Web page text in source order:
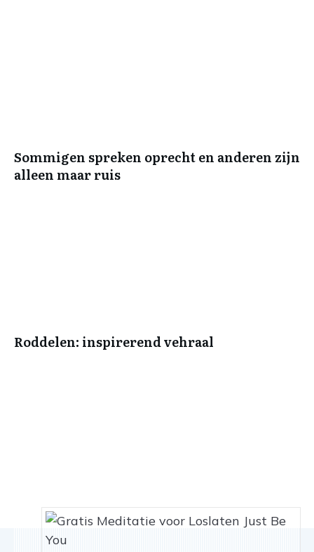
Sommigen spreken oprecht en anderen zijn
alleen maar ruis
Roddelen: inspirerend vehraal